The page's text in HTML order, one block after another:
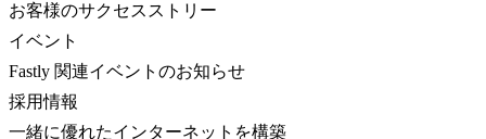
お客様のサクセスストリー
イベント
Fastly 関連イベントのお知らせ
採用情報
一緒に優れたインターネットを構築